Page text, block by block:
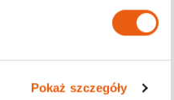
Pokaż szczegóły